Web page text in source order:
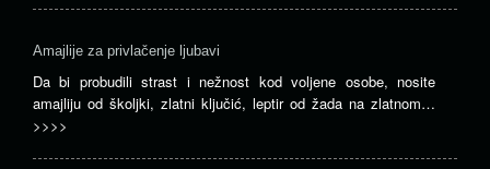
Amajlije za privlačenje ljubavi
Da bi probudili strast i nežnost kod voljene osobe, nosite
amajliju od školjki, zlatni ključić, leptir od žada na zlatnom…
>>>>